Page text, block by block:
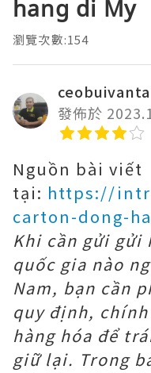
hang di My
瀏覽次數:154
發佈於
Nguồn bài viết
tại: https://
carton-dong-
Khi cần gửi gửi
quốc gia nào
Nam, bạn cần
quy định,
hàng hóa để
giữ lại. Trong